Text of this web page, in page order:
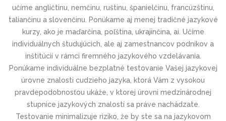
učíme angličtinu, nemčinu, ruštinu, španielčinu, francúzštinu,
taliančinu a slovenčinu. Ponúkame aj menej tradičné jazykové
kurzy, ako je maďarčina, poľština, ukrajinčina, ai. Učíme
individuálnych študujúcich, ale aj zamestnancov podnikov a
inštitúcií v rámci firemného jazykového vzdelávania.
Ponúkame individuálne bezplatné testovanie Vašej jazykovej
úrovne znalosti cudzieho jazyka, ktorá Vám z vysokou
pravdepodobnosťou ukáže, v ktorej úrovni medzinárodnej
stupnice jazykových znalostí sa práve nachádzate.
Testovanie minimalizuje riziko, že by ste sa na jazykovom